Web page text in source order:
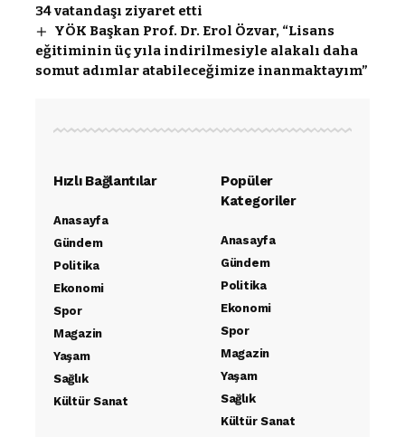
34 vatandaşı ziyaret etti
YÖK Başkan Prof. Dr. Erol Özvar, “Lisans
eğitiminin üç yıla indirilmesiyle alakalı daha
somut adımlar atabileceğimize inanmaktayım”
Hızlı Bağlantılar
Anasayfa
Gündem
Politika
Ekonomi
Spor
Magazin
Yaşam
Sağlık
Kültür Sanat
Popüler
Kategoriler
Anasayfa
Gündem
Politika
Ekonomi
Spor
Magazin
Yaşam
Sağlık
Kültür Sanat